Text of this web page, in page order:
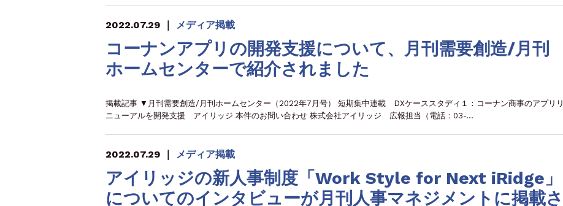
2022.07.29 ｜ メディア掲載
コーナンアプリの開発支援について、月刊需要創造/月刊
ホームセンターで紹介されました
掲載記事 ▼月刊需要創造/月刊ホームセンター（2022年7月号） 短期集中連載 DXケーススタディ１：コーナン商事のアプリリ
ニューアルを開発支援 アイリッジ 本件のお問い合わせ 株式会社アイリッジ 広報担当（電話：03-…
2022.07.29 ｜ メディア掲載
アイリッジの新人事制度「Work Style for Next iRidge」
についてのインタビューが月刊人事マネジメントに掲載さ